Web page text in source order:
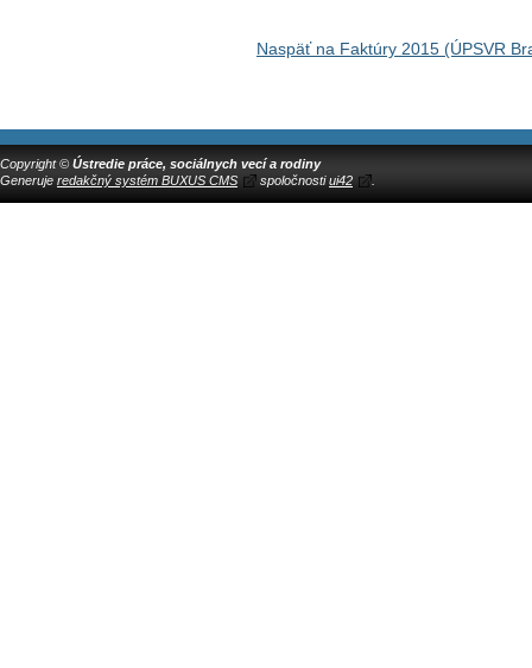
Naspäť na Faktúry 2015 (ÚPSVR
Copyright © Ústredie práce, sociálnych vecí a rodiny
Generuje redakčný systém BUXUS CMS spoločnostiui42